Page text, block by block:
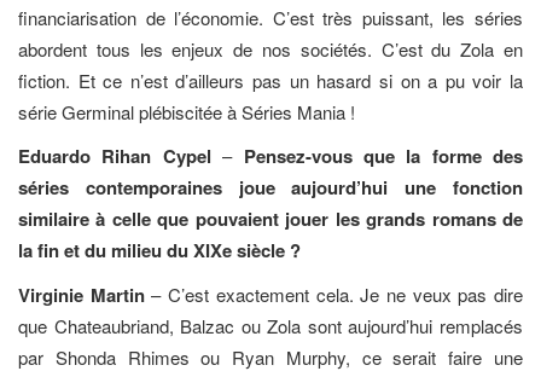
financiarisation de l’économie. C’est très puissant, les séries
abordent tous les enjeux de nos sociétés. C’est du Zola en
fiction. Et ce n’est d’ailleurs pas un hasard si on a pu voir la
série Germinal plébiscitée à Séries Mania !
Eduardo Rihan Cypel – Pensez-vous que la forme des
séries contemporaines joue aujourd’hui une fonction
similaire à celle que pouvaient jouer les grands romans de
la fin et du milieu du XIXe siècle ?
Virginie Martin– C’est exactement cela. Je ne veux pas dire
que Chateaubriand, Balzac ou Zola sont aujourd’hui remplacés
par Shonda Rhimes ou Ryan Murphy, ce serait faire une